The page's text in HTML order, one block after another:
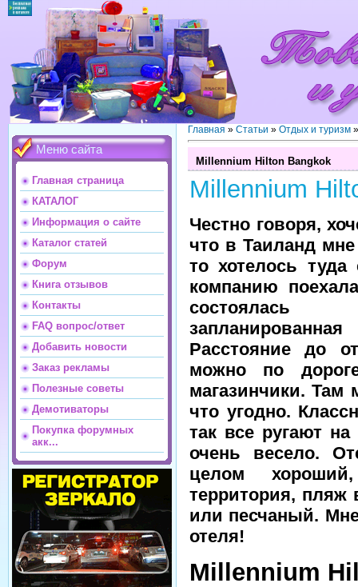
Меню сайта
Главная страница
КАТАЛОГ
Информация о сайте
Каталог статей
Форум
Книга отзывов
Контакты
FAQ вопрос/ответ
Добавить новости
Заказ рекламы
Полезные советы
Демотиваторы
Покупка форумных
акк...
Главная » Статьи » Отдых и туризм
Millennium Hilton Bangkok
Millennium
Честно говоря,
что в Таиланд
то хотелось
компанию
Расстояние до
можно по
магазинчики. Там
что угодно.
так все ругают
очень весело.
целом
территория, пляж
или песчаный.
отеля!
Millennium